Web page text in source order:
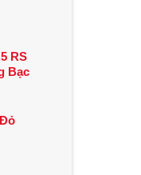
RS
Bạc